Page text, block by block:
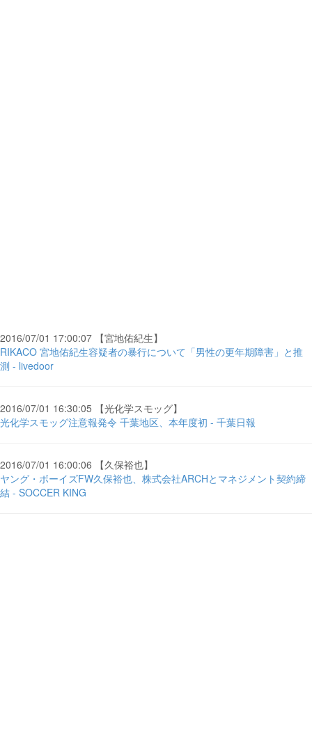
2016/07/01 17:00:07 【宮地佑紀生】
RIKACO 宮地佑紀生容疑者の暴行について「男性の更年期障害」と推
測 - livedoor
2016/07/01 16:30:05 【光化学スモッグ】
光化学スモッグ注意報発令 千葉地区、本年度初 - 千葉日報
2016/07/01 16:00:06 【久保裕也】
ヤング・ボーイズFW久保裕也、株式会社ARCHとマネジメント契約締
結 - SOCCER KING